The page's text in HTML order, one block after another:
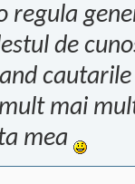
regula
de
mai
mea